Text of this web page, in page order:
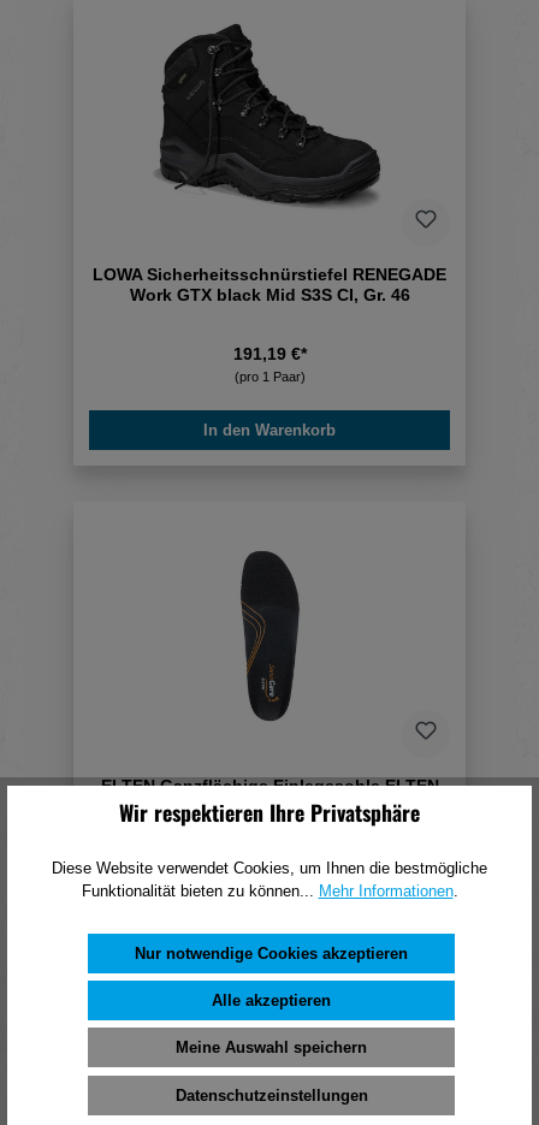
LOWA Sicherheitsschnürstiefel RENEGADE
Work GTX black Mid S3S CI, Gr. 46
191,19 €*
(pro 1 Paar)
In den Warenkorb
ELTEN Ganzflächige Einlegesohle ELTEN
SensiCare Low, Gr. 43
9,81 €*
(pro 1 Paar)
Wir respektieren Ihre Privatsphäre
Diese Website verwendet Cookies, um Ihnen die bestmögliche
Funktionalität bieten zu können...
Mehr Informationen.
Nur notwendige Cookies akzeptieren
Alle akzeptieren
Meine Auswahl speichern
Datenschutzeinstellungen